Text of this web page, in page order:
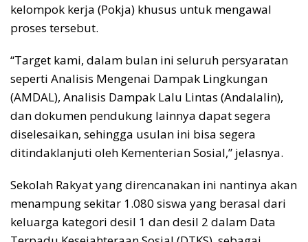
kelompok kerja (Pokja) khusus untuk mengawal
proses tersebut.
“Target kami, dalam bulan ini seluruh persyaratan
seperti Analisis Mengenai Dampak Lingkungan
(AMDAL), Analisis Dampak Lalu Lintas (Andalalin),
dan dokumen pendukung lainnya dapat segera
diselesaikan, sehingga usulan ini bisa segera
ditindaklanjuti oleh Kementerian Sosial,” jelasnya.
Sekolah Rakyat yang direncanakan ini nantinya akan
menampung sekitar 1.080 siswa yang berasal dari
keluarga kategori desil 1 dan desil 2 dalam Data